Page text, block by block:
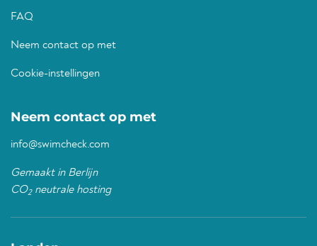
FAQ
Neem contact op met
Cookie-instellingen
Neem contact op met
info@swimcheck.com
Gemaakt in Berlijn
CO2neutrale hosting